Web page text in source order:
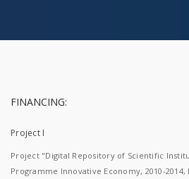
FINANCING:
Project I
Project "Digital Repository of Scientific
Programme Innovative Economy, 2010-2014,